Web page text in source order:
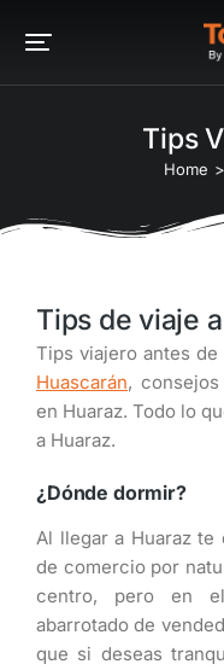
Tips
Home
Tips de viaje
Tips viajero antes de
Huascarán,
en Huaraz. Todo lo
a Huaraz.
¿Dónde dormir?
Al llegar a Huaraz te
de comercio por
centro, pero en
abarrotado de
que si deseas